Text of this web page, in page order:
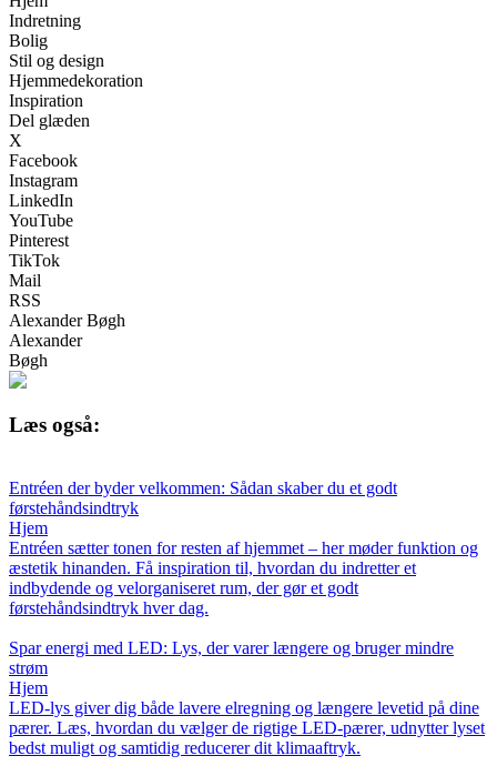
Indretning
Bolig
Stil og design
Hjemmedekoration
Inspiration
Del glæden
X
Facebook
Instagram
LinkedIn
YouTube
Pinterest
TikTok
Mail
RSS
Alexander Bøgh
Alexander
Bøgh
Læs også:
Entréen der byder velkommen: Sådan skaber du et godt
førstehåndsindtryk
Hjem
Entréen sætter tonen for resten af hjemmet – her møder funktion og
æstetik hinanden. Få inspiration til, hvordan du indretter et
indbydende og velorganiseret rum, der gør et godt
førstehåndsindtryk hver dag.
Spar energi med LED: Lys, der varer længere og bruger mindre
strøm
Hjem
LED-lys giver dig både lavere elregning og længere levetid på dine
pærer. Læs, hvordan du vælger de rigtige LED-pærer, udnytter lyset
bedst muligt og samtidig reducerer dit klimaaftryk.